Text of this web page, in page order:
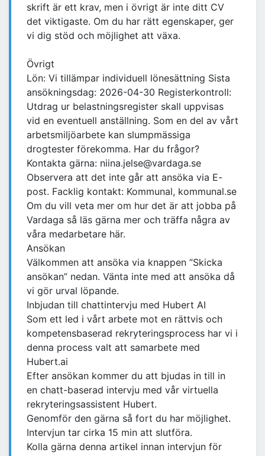
skrift är ett krav, men i övrigt är inte ditt CV
det viktigaste. Om du har rätt egenskaper, ger
vi dig stöd och möjlighet att växa.
Övrigt
Lön: Vi tillämpar individuell lönesättning Sista
ansökningsdag: 2026-04-30 Registerkontroll:
Utdrag ur belastningsregister skall uppvisas
vid en eventuell anställning. Som en del av vårt
arbetsmiljöarbete kan slumpmässiga
drogtester förekomma. Har du frågor?
Kontakta gärna: niina.jelse@vardaga.se
Observera att det inte går att ansöka via E-
post. Facklig kontakt: Kommunal, kommunal.se
Om du vill veta mer om hur det är att jobba på
Vardaga så läs gärna mer och träffa några av
våra medarbetare här.
Ansökan
Välkommen att ansöka via knappen ”Skicka
ansökan” nedan. Vänta inte med att ansöka då
vi gör urval löpande.
Inbjudan till chattintervju med Hubert AI
Som ett led i vårt arbete mot en rättvis och
kompetensbaserad rekryteringsprocess har vi i
denna process valt att samarbete med
Hubert.ai
Efter ansökan kommer du att bjudas in till in
en chatt-baserad intervju med vår virtuella
rekryteringsassistent Hubert.
Genomför den gärna så fort du har möjlighet.
Intervjun tar cirka 15 min att slutföra.
Kolla gärna denna artikel innan intervjun för